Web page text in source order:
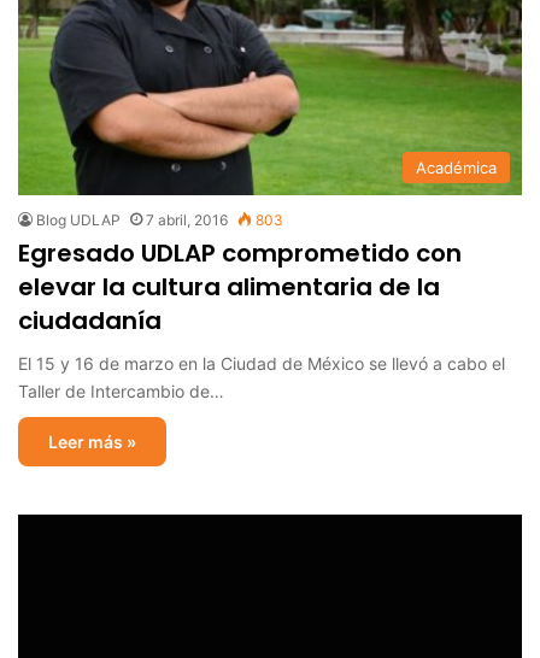
Académica
Blog UDLAP 7 abril, 2016 803
Egresado UDLAP comprometido con
elevar la cultura alimentaria de la
ciudadanía
El 15 y 16 de marzo en la Ciudad de México se llevó a cabo el
Taller de Intercambio de…
Leer más »